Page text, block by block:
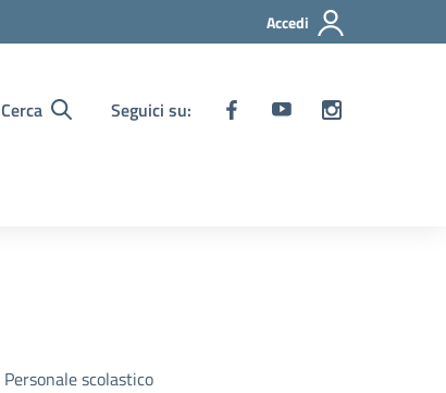
Accedi
Cerca Seguici su:
Personale scolastico